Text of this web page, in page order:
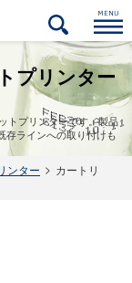
プリンター
トプリンターです。製品
存ラインへの取り付けも
ンター
カートリ